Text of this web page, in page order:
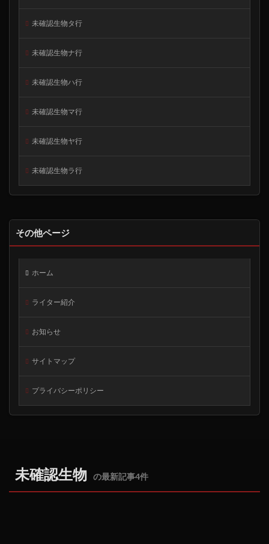
未確認生物タ行
未確認生物ナ行
未確認生物ハ行
未確認生物マ行
未確認生物ヤ行
未確認生物ラ行
その他ページ
ホーム
ライター紹介
お知らせ
サイトマップ
プライバシーポリシー
未確認生物 の最新記事4件